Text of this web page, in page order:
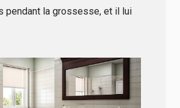
pendant la grossesse, et il lui